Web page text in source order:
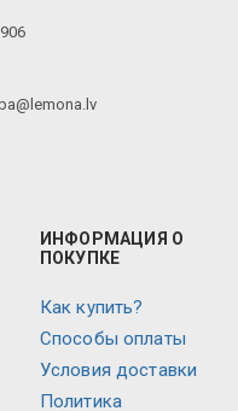
ИНФОРМАЦИЯ О
ПОКУПКЕ
Как купить?
Способы оплаты
Условия доставки
Политика